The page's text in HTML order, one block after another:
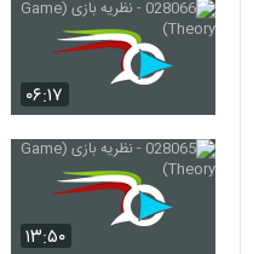
46
(Complex Analytics)
(Complex Analytics)
۴۹۳ بازدید
۴۵۵ بازدید
۰۶:۱۷
۱۳:۵۰